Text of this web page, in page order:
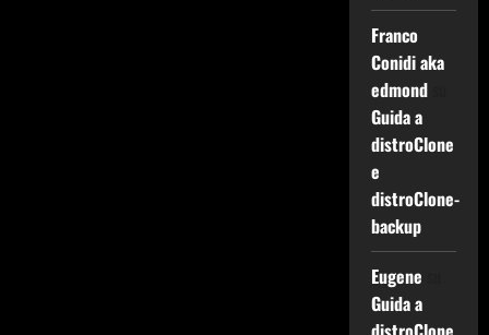
Franco
Conidi aka
edmondsu
Guida a
distroClone
e
distroClone-
backup
Eugene
Guida a